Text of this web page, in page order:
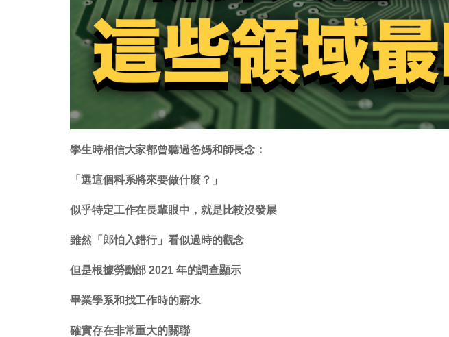
學生時相信大家都曾聽過爸媽和師長念：
「選這個科系將來要做什麼？」
似乎特定工作在長輩眼中，就是比較沒發展
雖然「郎怕入錯行」看似過時的觀念
但是根據勞動部 2021 年的調查顯示
畢業學系和找工作時的薪水
確實存在非常重大的關聯